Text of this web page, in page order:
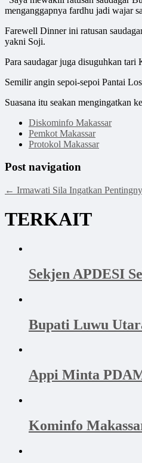
menganggapnya fardhu jadi wajar
Farewell Dinner ini ratusan
yakni Soji.
Para saudagar juga disuguhkan tari
Semilir angin sepoi-sepoi Pantai
Suasana itu seakan mengingatkan
Diskominfo Makassar
Pemkot Makassar
Protokol Makassar
Post navigation
← Irmawati Sila Ingatkan
TERKAIT
Sekjen APDESI
Bupati Luwu
Appi Minta
Kominfo